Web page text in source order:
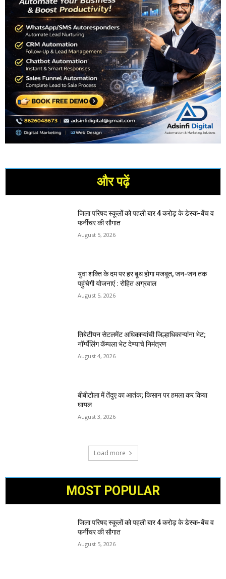
और पढ़ें
जिला परिषद स्कूलों को पहली बार 4 करोड़ के डेस्क-बेंच व
फर्नीचर की सौगात
August 5, 2026
युवा शक्ति के दम पर हर बूथ होगा मजबूत, जन-जन तक
पहुंचेगी योजनाएं : रोहित अग्रवाल
August 5, 2026
तिबेटीयन सेटलमेंट अधिकाऱ्यांची जिल्हाधिकाऱ्यांना भेट;
नॉर्ग्येलिंग कॅम्पला भेट देण्याचे निमंत्रण
August 4, 2026
बीबीटोला में तेंदुए का आतंक; किसान पर हमला कर किया
घायल
August 3, 2026
Load more
MOST POPULAR
जिला परिषद स्कूलों को पहली बार 4 करोड़ के डेस्क-बेंच व
फर्नीचर की सौगात
August 5, 2026